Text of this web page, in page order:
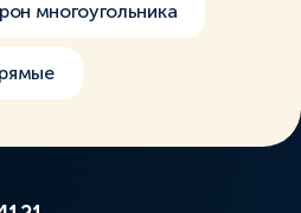
многоугольника